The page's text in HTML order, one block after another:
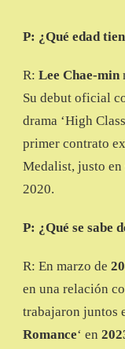
P: ¿Qué edad
R: Lee Chae-min
Su debut oficial
drama ‘High
primer contrato
Medalist, justo en
2020.
P: ¿Qué se sabe
R: En marzo de
en una relación
trabajaron juntos
Romance‘ en